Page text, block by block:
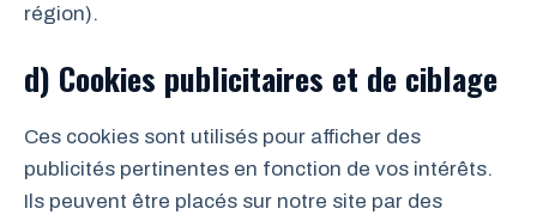
région).
d) Cookies publicitaires et de ciblage
Ces cookies sont utilisés pour afficher des
publicités pertinentes en fonction de vos intérêts.
Ils peuvent être placés sur notre site par des